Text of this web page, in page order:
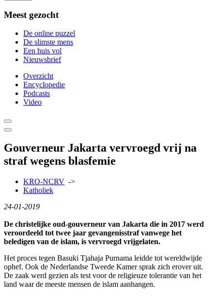
Meest gezocht
De online puzzel
De slimste mens
Een huis vol
Nieuwsbrief
Overzicht
Encyclopedie
Podcasts
Video
Gouverneur Jakarta vervroegd vrij na
straf wegens blasfemie
KRO-NCRV ->
Katholiek
24-01-2019
De christelijke oud-gouverneur van Jakarta die in 2017 werd
veroordeeld tot twee jaar gevangenisstraf vanwege het
beledigen van de islam, is vervroegd vrijgelaten.
Het proces tegen Basuki Tjahaja Purnama leidde tot wereldwijde
ophef. Ook de Nederlandse Tweede Kamer sprak zich erover uit.
De zaak werd gezien als test voor de religieuze tolerantie van het
land waar de meeste mensen de islam aanhangen.